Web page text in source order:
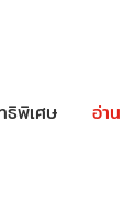
ธิพิเศษ อ่าน